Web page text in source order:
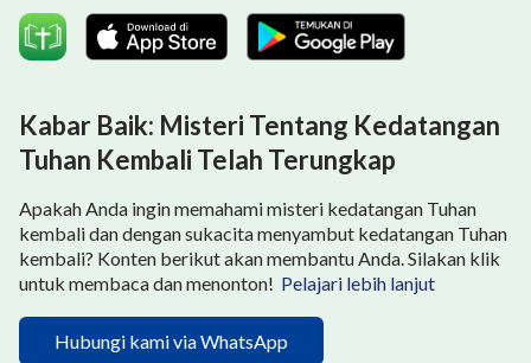
Kabar Baik: Misteri Tentang Kedatangan
Tuhan Kembali Telah Terungkap
Apakah Anda ingin memahami misteri kedatangan Tuhan
kembali dan dengan sukacita menyambut kedatangan Tuhan
kembali? Konten berikut akan membantu Anda. Silakan klik
untuk membaca dan menonton! Pelajari lebih lanjut
Hubungi kami via WhatsApp